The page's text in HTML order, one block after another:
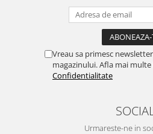
Vreau sa primesc
magazinului. Afla mai multe
Confidentialitate
Urmareste-ne in